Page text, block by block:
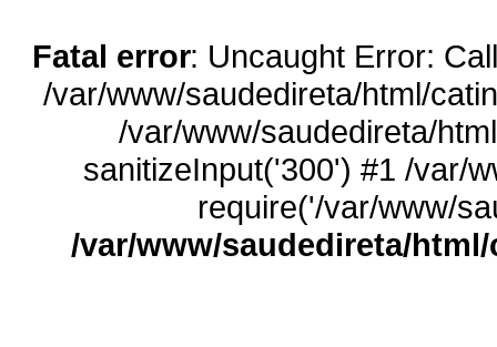
Fatal error: Uncaught Error:
/var/www/saudedireta/html/
/var/www/saudedireta/
sanitizeInput('300') #1 /var/
require('/var/www/
/var/www/saudedireta/